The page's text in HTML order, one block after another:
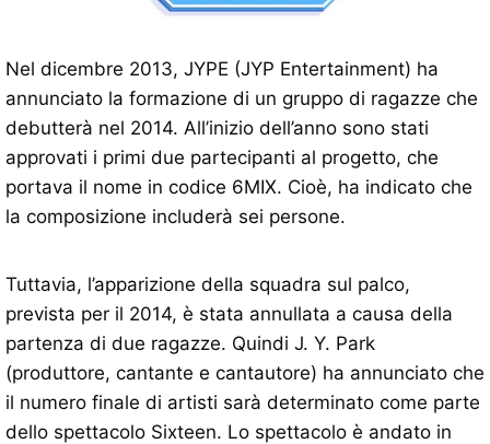
Nel dicembre 2013, JYPE (JYP Entertainment) ha
annunciato la formazione di un gruppo di ragazze che
debutterà nel 2014. All’inizio dell’anno sono stati
approvati i primi due partecipanti al progetto, che
portava il nome in codice 6MIX. Cioè, ha indicato che
la composizione includerà sei persone.
Tuttavia, l’apparizione della squadra sul palco,
prevista per il 2014, è stata annullata a causa della
partenza di due ragazze. Quindi J. Y. Park
(produttore, cantante e cantautore) ha annunciato che
il numero finale di artisti sarà determinato come parte
dello spettacolo Sixteen. Lo spettacolo è andato in